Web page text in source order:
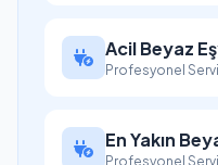
Acil Beyaz
Profesyonel
En Yakın
Profesyonel